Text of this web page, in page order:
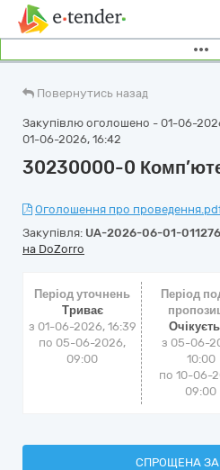
Повернутись назад
Закупівлю оголошено - 01-06-
01-06-2026, 16:42
30230000-0
Оголошення про
Закупівля: UA-2026-06-01-
на DoZorro
Період уточнень
Триває
з 01-06-2026, 16:39
по 05-06-2026,
09:00
Період
з 05-06-
10:00
по 10-06-
09:00
СПРОЩЕНА